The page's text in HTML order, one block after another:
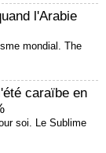
l'Arabie
mondial. The
caraïbe en
soi. Le Sublime